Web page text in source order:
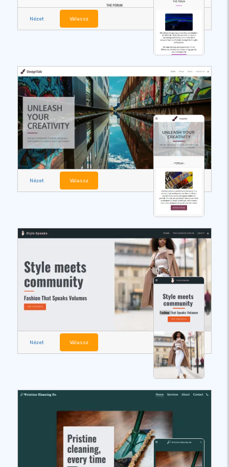
Nézet Válassz
Nézet Válassz
Nézet Válassz